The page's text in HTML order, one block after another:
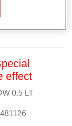
effect
0.5 LT